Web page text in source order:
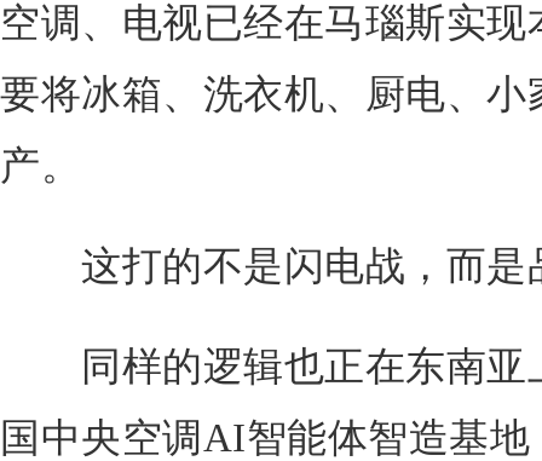
空调、电视已经在马瑙斯实
要将冰箱、洗衣机、厨电、
产。
这打的不是闪电战，而是
同样的逻辑也正在东南亚
国中央空调AI智能体智造基